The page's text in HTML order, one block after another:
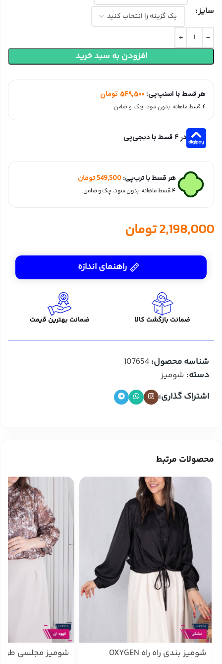
سایز
افزودن به سبد خرید
هر قسط با اسنپ‌پی: 549,500 تومان
۴ قسط ماهانه. بدون سود، چک و ضامن.
در ۴ قسط با دیجی‌پی
هر قسط با ترب‌پی:549,500تومان
۴ قسط ماهانه. بدون سود، چک و ضامن.
2,198,000تومان
راهنمای اندازه
ضمانت بازگشت کالا ضمانت بهترین قیمت
شناسه محصول:107654
دسته: شومیز
اشتراک گذاری:
محصولات مرتبط
شومیز بندی راه راه OXYGEN
شومیز مجلسی